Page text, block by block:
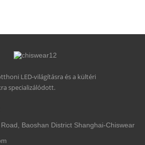
LED-világításra és a kültéri
specializálódott.
Baoshan District Shanghai-Chiswear